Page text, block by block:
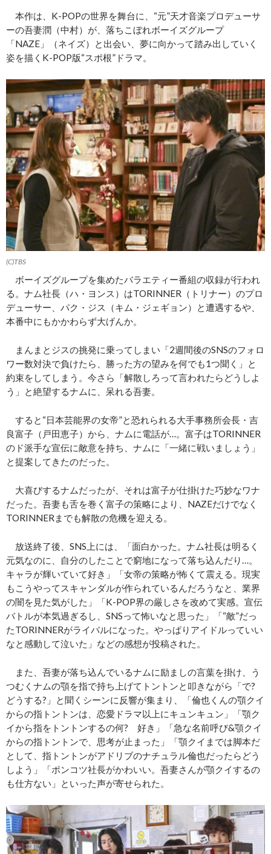
本作は、K-POPの世界を舞台に、“元”天才音楽プロデューサ
ーの吾妻潤（中村）が、落ちこぼれボーイズグループ
「NAZE」（ネイズ）と出会い、夢に向かって踏み出していく
姿を描くK-POP版“スポ根”ドラマ。
(C)TBS
ボーイズグループを集めたバラエティー番組の収録が行われ
る。ナム社長（ハ・ヨンス）はTORINNER（トリナー）のプロ
デューサー、パク・ジス（キム・ジェギョン）と遭遇するや、
本番中にもかかわらず大げんか。
まんまとジスの挑発に乗ってしまい「2週間後のSNSのフォロ
ワー数対決で負けたら、勝った方の望みを何でも1つ聞く」と
約束をしてしまう。今さら「解散しろって言われたらどうしよ
う」と絶望するナムに、呆れる吾妻。
すると“日本芸能界の女帝”と恐れられる大手事務所会長・吉
良富子（戸田恵子）から、ナムに電話が…。富子はTORINNER
のド派手な宣伝に敵意を持ち、ナムに「一緒に戦いましょう」
と提案してきたのだった。
大喜びするナムだったが、それは富子が仕掛けた巧妙なワナ
だった。吾妻も舌を巻く富子の策略により、NAZEだけでなく
TORINNERまでも解散の危機を迎える。
放送終了後、SNS上には、「面白かった。ナム社長は明るく
元気なのに、自分のしたことで窮地になって落ち込んだり…。
キャラが輝いていて好き」「女帝の策略が怖くて震える。現実
もこうやってスキャンダルが作られているんだろうなと、業界
の闇を見た気がした」「K-POP界の厳しさを改めて実感。宣伝
バトルが本気過ぎるし、SNSって怖いなと思った」「“敵”だっ
たTORINNERがライバルになった。やっぱりアイドルっていい
なと感動して泣いた」などの感想が投稿された。
また、吾妻が落ち込んでいるナムに励ましの言葉を掛け、う
つむくナムの顎を指で持ち上げてトントンと叩きながら「で?
どうする?」と聞くシーンに反響が集まり、「倫也くんの顎クイ
からの指トントンは、恋愛ドラマ以上にキュンキュン」「顎ク
イから指をトントンするの何? 好き」「急な名前呼び&顎クイ
からの指トントンで、思考が止まった」「顎クイまでは脚本だ
として、指トントンがアドリブのナチュラル倫也だったらどう
しよう」「ポンコツ社長がかわいい。吾妻さんが顎クイするの
も仕方ない」といった声が寄せられた。